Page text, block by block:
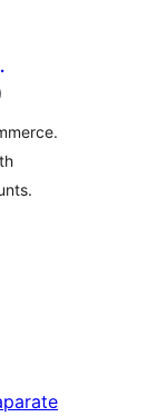
valoraciones
)